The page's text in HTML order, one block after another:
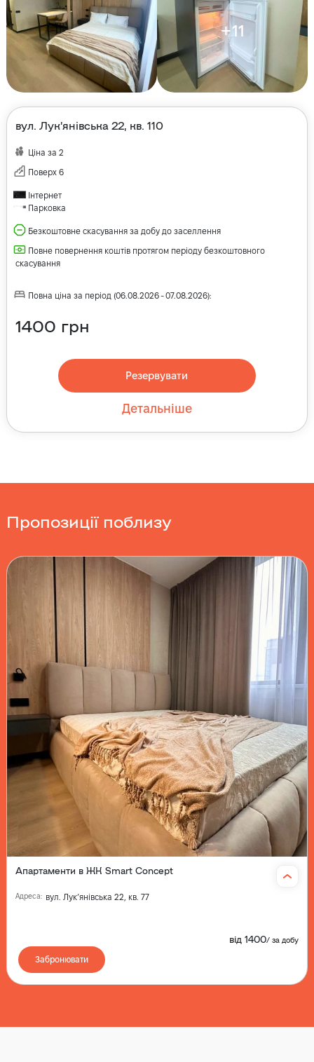
вул. Лукʼянівська 22, кв. 110
Ціна за 2
Поверх 6
Інтернет
Парковка
Безкоштовне скасування за добу до заселлення
Повне повернення коштів протягом періоду безкоштовного
скасування
Повна ціна за період (06.08.2026- 07.08.2026):
1400 грн
Резервувати
Детальніше
+11
Пропозиції поблизу
Апартаменти в ЖК Smart Concept
Адреса: вул. Лукʼянівська 22, кв. 77
від 1400/ за добу
Забронювати